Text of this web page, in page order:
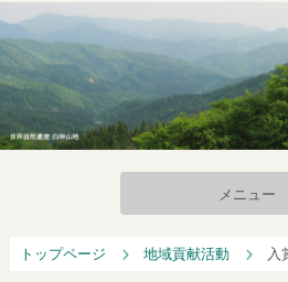
メニュー
トップページ 地域貢献活動 入